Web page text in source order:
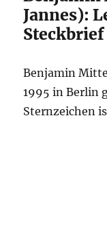
Jannes):
Steckbrief
Benjamin
1995 in Berlin
Sternzeichen